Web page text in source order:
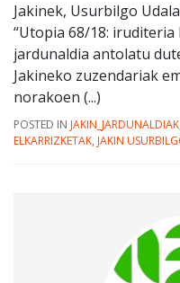
Jakinek, Usurbilgo
“Utopia 68/18:
jardunaldia antolatu
Jakineko zuzendariak
norakoen (...)
POSTED IN JAKIN_JARDUNALDIAK
ELKARRIZKETAK, JAKIN